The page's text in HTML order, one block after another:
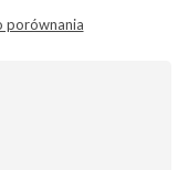
porównania